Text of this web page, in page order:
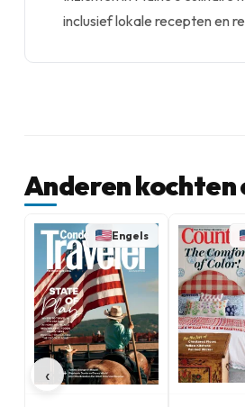
inclusief lokale recepten en
Anderen kochten
‹
Engels